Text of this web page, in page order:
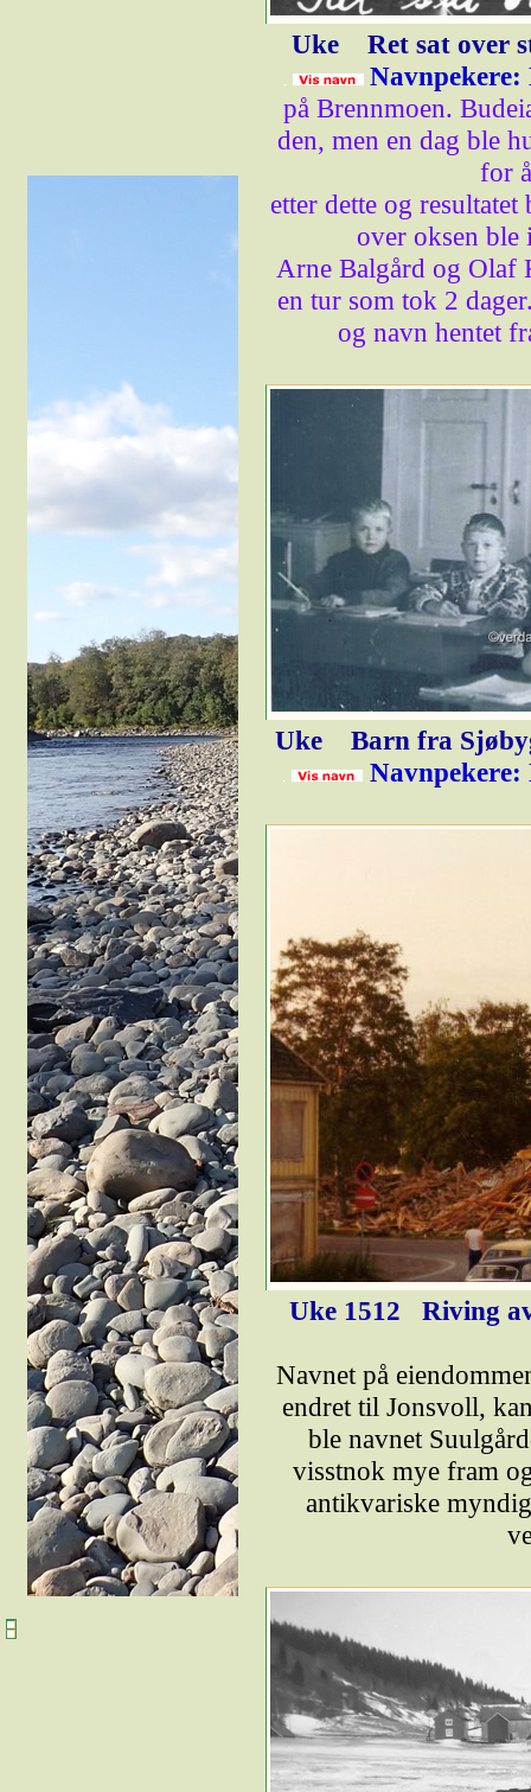
Uke
Ret sat over
Navnpekere:
på Brennmoen.
den, men en dag ble
for
etter dette og
over oksen ble
Arne Balgård og Olaf
en tur som tok 2
og navn hentet
Uke
Barn fra
Navnpekere:
Uke 1512 Riving
Navnet på
endret til Jonsvoll,
ble navnet
visstnok mye fram
antikvariske